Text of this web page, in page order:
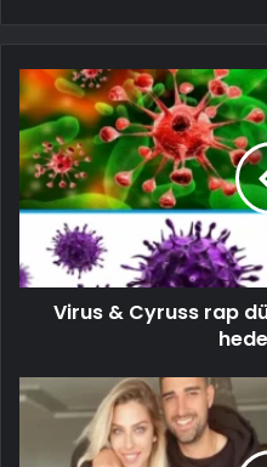
Virus & Cyruss rap